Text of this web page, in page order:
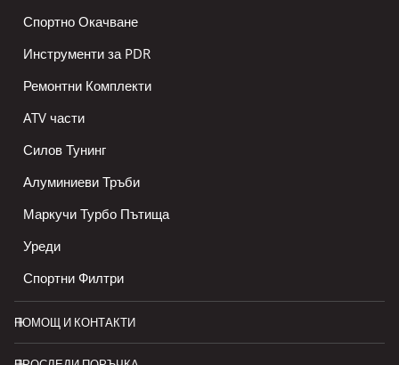
Спортно Окачване
Инструменти за PDR
Ремонтни Комплекти
ATV части
Силов Тунинг
Алуминиеви Тръби
Маркучи Турбо Пътища
Уреди
Спортни Филтри
ПОМОЩ И КОНТАКТИ